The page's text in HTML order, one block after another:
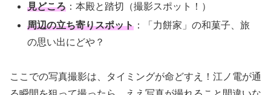
見どころ ：本殿と踏切（撮影スポット！）
周辺の立ち寄りスポット ：「力餅家」の和菓子、旅
の思い出にどや？
ここでの写真撮影は、タイミングが命どすえ！江ノ電が通